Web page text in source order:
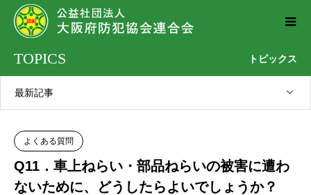
TOPICS トピックス
最新記事
よくある質問
Q11．車上ねらい・部品ねらいの被害に遭わ
ないために、どうしたらよいでしょうか？